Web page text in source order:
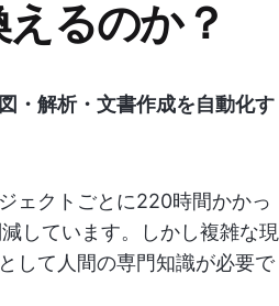
るのか？
・解析・文書作成を自動化す
ェクトごとに220時間かかっ
しています。しかし複雑な現
して人間の専門知識が必要で